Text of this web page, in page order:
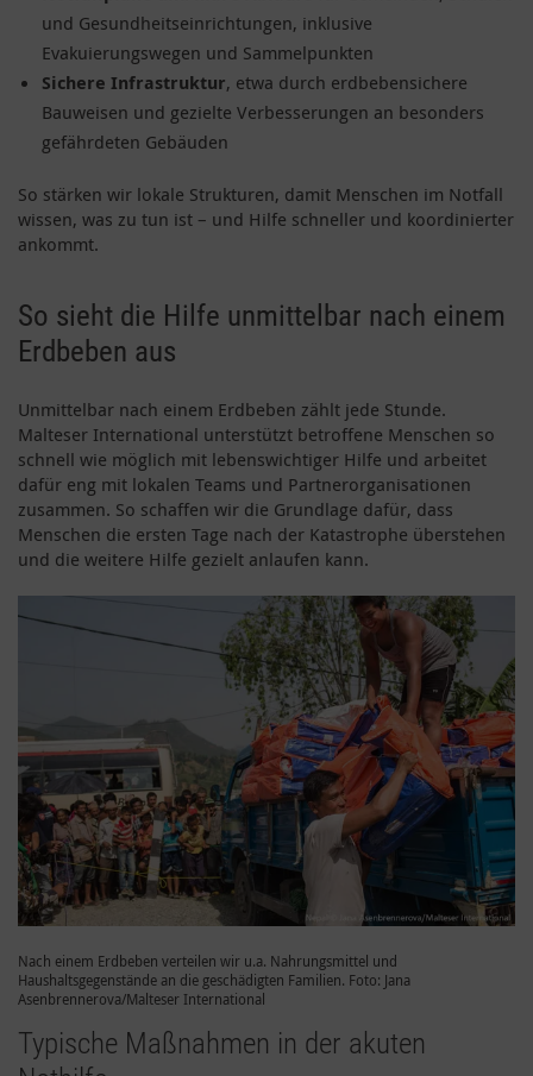
und Gesundheitseinrichtungen, inklusive
Evakuierungswegen und Sammelpunkten
Sichere Infrastruktur, etwa durch erdbebensichere
Bauweisen und gezielte Verbesserungen an besonders
gefährdeten Gebäuden
So stärken wir lokale Strukturen, damit Menschen im Notfall
wissen, was zu tun ist – und Hilfe schneller und koordinierter
ankommt.
So sieht die Hilfe unmittelbar nach einem
Erdbeben aus
Unmittelbar nach einem Erdbeben zählt jede Stunde.
Malteser International unterstützt betroffene Menschen so
schnell wie möglich mit lebenswichtiger Hilfe und arbeitet
dafür eng mit lokalen Teams und Partnerorganisationen
zusammen. So schaffen wir die Grundlage dafür, dass
Menschen die ersten Tage nach der Katastrophe überstehen
und die weitere Hilfe gezielt anlaufen kann.
Nach einem Erdbeben verteilen wir u.a. Nahrungsmittel und
Haushaltsgegenstände an die geschädigten Familien. Foto: Jana
Asenbrennerova/Malteser International
Typische Maßnahmen in der akuten